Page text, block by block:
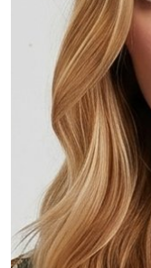
MŮJ ÚČET
Měnová jednotka